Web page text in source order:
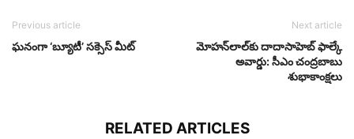
Previous article
ఘనంగా ‘బ్యూటీ’ సక్సెస్ మీట్‌
Next article
మోహన్‌లాల్‌కు దాదాసాహెబ్ ఫాల్కే
అవార్డు: సీఎం చంద్రబాబు
శుభాకాంక్షలు
RELATED ARTICLES